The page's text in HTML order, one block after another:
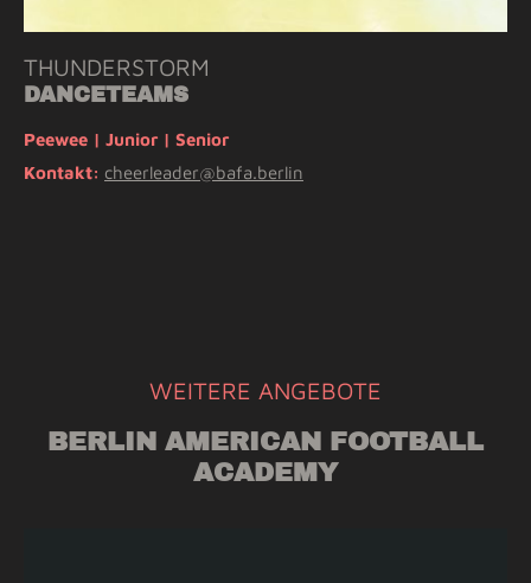
THUNDERSTORM
DANCETEAMS
Peewee | Junior | Senior
Kontakt: cheerleader@bafa.berlin
WEITERE ANGEBOTE
BERLIN AMERICAN FOOTBALL
ACADEMY